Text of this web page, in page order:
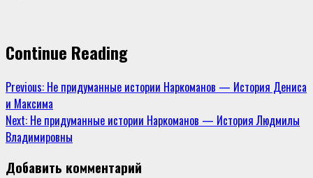
Continue Reading
Previous: Не придуманные истории Наркоманов — История Дениса
и Максима
Next: Не придуманные истории Наркоманов — История Людмилы
Владимировны
Добавить комментарий